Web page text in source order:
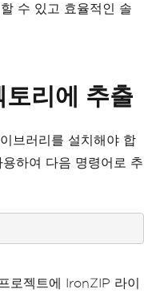
수 있고 효율적인 솔
리에 추출
브러리를 설치해야 합
하여 다음 명령어로 추
로젝트에 IronZIP 라이